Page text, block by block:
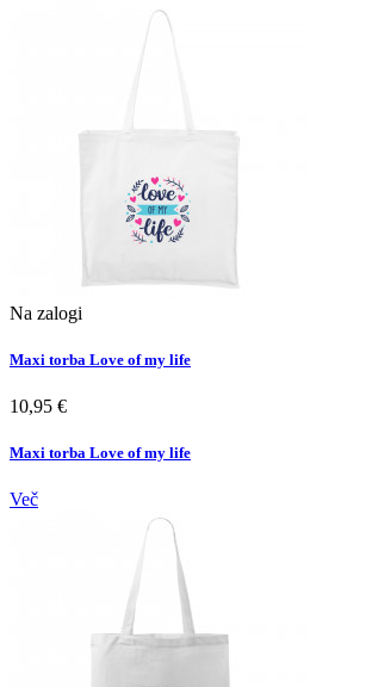
Na zalogi
Maxi torba Love of my life
10,95 €
Maxi torba Love of my life
Več